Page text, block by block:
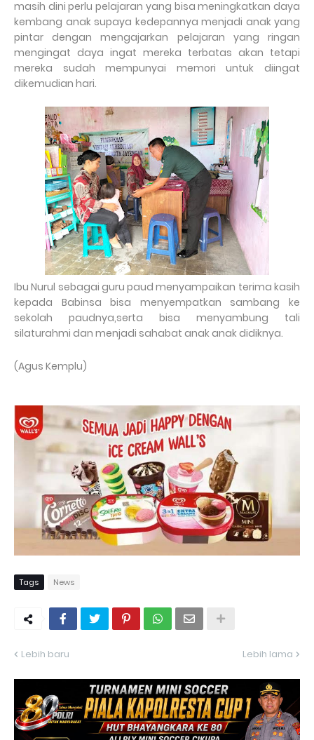
masih dini perlu pelajaran yang bisa meningkatkan daya
kembang anak supaya kedepannya menjadi anak yang
pintar dengan mengajarkan pelajaran yang ringan
mengingat daya ingat mereka terbatas akan tetapi
mereka sudah mempunyai memori untuk diingat
dikemudian hari.
Ibu Nurul sebagai guru paud menyampaikan terima kasih
kepada Babinsa bisa menyempatkan sambang ke
sekolah paudnya,serta bisa menyambung tali
silaturahmi dan menjadi sahabat anak anak didiknya.
(Agus Kemplu)
Tags News
Lebih baru Lebih lama